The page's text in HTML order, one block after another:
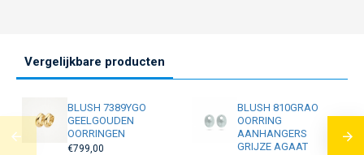
Vergelijkbare producten
BLUSH 7389YGO
GEELGOUDEN
OORRINGEN
€799,00
BLUSH 810GRAO
OORRING
AANHANGERS
GRIJZE AGAAT